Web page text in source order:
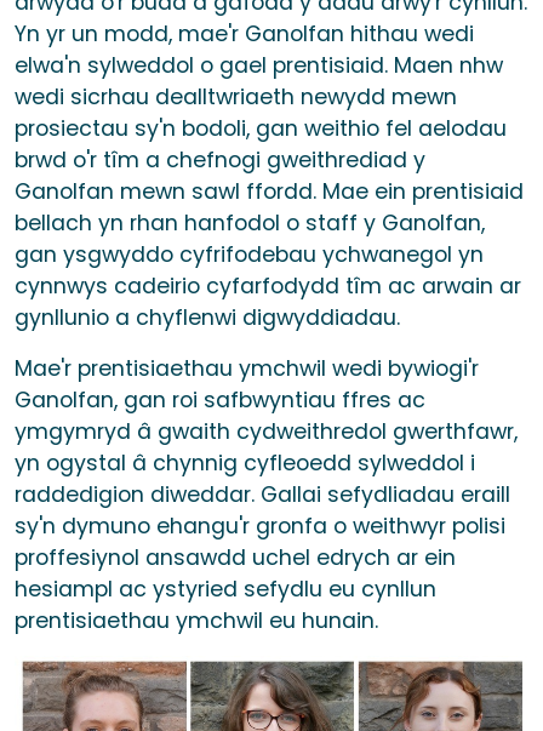
Yn yr un modd, mae'r Ganolfan hithau wedi
elwa'n sylweddol o gael prentisiaid. Maen nhw
wedi sicrhau dealltwriaeth newydd mewn
prosiectau sy'n bodoli, gan weithio fel aelodau
brwd o'r tîm a chefnogi gweithrediad y
Ganolfan mewn sawl ffordd. Mae ein prentisiaid
bellach yn rhan hanfodol o staff y Ganolfan,
gan ysgwyddo cyfrifodebau ychwanegol yn
cynnwys cadeirio cyfarfodydd tîm ac arwain ar
gynllunio a chyflenwi digwyddiadau.
Mae'r prentisiaethau ymchwil wedi bywiogi'r
Ganolfan, gan roi safbwyntiau ffres ac
ymgymryd â gwaith cydweithredol gwerthfawr,
yn ogystal â chynnig cyfleoedd sylweddol i
raddedigion diweddar. Gallai sefydliadau eraill
sy'n dymuno ehangu'r gronfa o weithwyr polisi
proffesiynol ansawdd uchel edrych ar ein
hesiampl ac ystyried sefydlu eu cynllun
prentisiaethau ymchwil eu hunain.